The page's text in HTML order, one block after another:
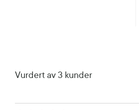
Vurdert av 3 kunder